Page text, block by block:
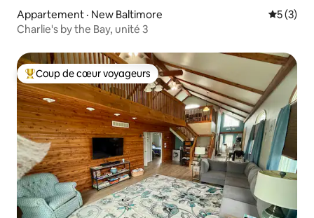
Appartement · New Baltimore Note
5 (3)
Charlie's by the Bay, unité 3
Coup de cœur voyageurs parmi les plus aimés
Coup de cœur voyageurs